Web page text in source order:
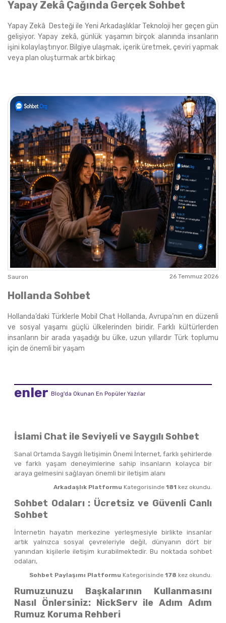
Yapay Zekâ Çağında Gerçek Sohbet
Yapay Zekâ Desteği ile Yeni Arkadaşlıklar Teknoloji her geçen gün
gelişiyor. Yapay zekâ, günlük yaşamın birçok alanında insanların
işini kolaylaştırıyor. Bilgiye ulaşmak, içerik üretmek, çeviri yapmak
veya plan oluşturmak artık birkaç
Sauron 26 Temmuz 2026
Hollanda Sohbet
Hollanda’daki Türklerle Mobil Chat Hollanda, Avrupa’nın en düzenli
ve sosyal yaşamı güçlü ülkelerinden biridir. Farklı kültürlerden
insanların bir arada yaşadığı bu ülke, uzun yıllardır Türk toplumu
için de önemli bir yaşam
enler Blog'da Okunan En Popüler Yazılar
İslami Chat ile Seviyeli ve Saygılı Sohbet
Sanal Ortamda Saygılı İletişimin Önemi İnternet, farklı şehirlerde
ve farklı yaşam deneyimlerine sahip insanların kolayca bir
araya gelmesini sağlayan önemli bir iletişim alanı
Arkadaşlık Platformu Kategorisinde 181 kez okundu.
Sohbet Odaları : Ücretsiz ve Güvenli Canlı
Sohbet
İnternetin hayatın merkezine yerleşmesiyle birlikte insanlar
artık yalnızca sosyal çevreleriyle değil, dünyanın dört bir
yanından kişilerle iletişim kurabilmektedir. Bu noktada sohbet
odaları,
Sohbet Paylaşımı Platformu Kategorisinde 178 kez okundu.
Rumuzunuzu Başkalarının Kullanmasını
Nasıl Önlersiniz: NickServ ile Adım Adım
Rumuz Koruma Rehberi